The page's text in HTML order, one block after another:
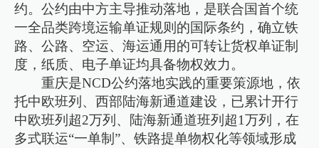
约。公约由中方主导推动落地，是联合国首个统
一全品类跨境运输单证规则的国际条约，确立铁
路、公路、空运、海运通用的可转让货权单证制
度，纸质、电子单证均具备物权效力。
重庆是NCD公约落地实践的重要策源地，依
托中欧班列、西部陆海新通道建设，已累计开行
中欧班列超2万列、陆海新通道班列超1万列，在
多式联运“一单制”、铁路提单物权化等领域形成